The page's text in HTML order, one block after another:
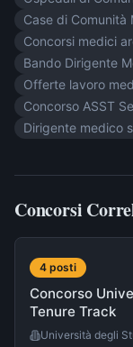
Case di Comunità
Concorsi medici
Bando Dirigente
Offerte lavoro
Concorso ASST
Dirigente medico
Concorsi
4 posti
Concorso
Tenure Track
Università degli